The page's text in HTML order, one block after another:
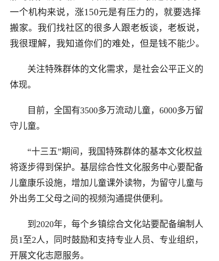
一个机构来说，涨150元是有压力的，就要选择
搬家。我们找社区的很多人跟老板谈，老板说，
我很理解，我知道你们的难处，但是钱不能少。
关注特殊群体的文化需求，是社会公平正义的
体现。
目前，全国有3500多万流动儿童，6000多万留
守儿童。
“十三五”期间，我国特殊群体的基本文化权益
将逐步得到保护。基层综合性文化服务中心要配备
儿童康乐设施，增加儿童课外读物，为留守儿童与
外出务工父母之间的视频沟通提供便利。
到2020年，每个乡镇综合文化站要配备编制人
员1至2人，同时鼓励和支持专业人员、专业组织，
开展文化志愿服务。